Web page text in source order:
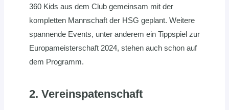
360 Kids aus dem Club gemeinsam mit der
kompletten Mannschaft der HSG geplant. Weitere
spannende Events, unter anderem ein Tippspiel zur
Europameisterschaft 2024, stehen auch schon auf
dem Programm.
2. Vereinspatenschaft